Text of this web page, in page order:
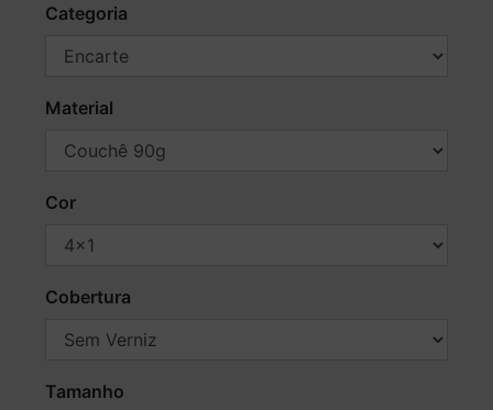
Categoria
Material
Cor
Cobertura
Tamanho